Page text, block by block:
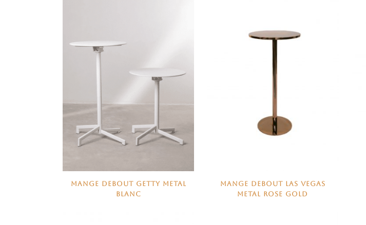
MANGE DEBOUT GETTY METAL
BLANC
MANGE DEBOUT LAS VEGAS
METAL ROSE GOLD